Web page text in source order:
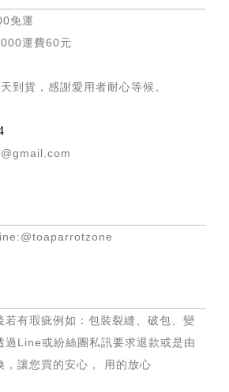
免運
運費60元
到貨，感謝愛用者耐心等候 。
若有瑕疵例如：包裝裂縫、破包、變
過Line或紛絲團私訊要求退款或是由
，讓您買的安心， 用的放心